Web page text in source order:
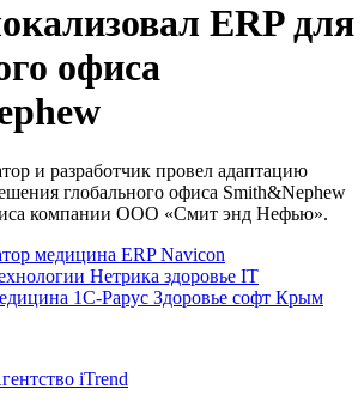
ERP для
офиса
и разработчик провел адаптацию
глобального офиса Smith&Nephew
компании ООО «Смит энд Нефью».
медицина ERPNavicon
Нетрика здоровье IT
1С-Рарус Здоровье софт Крым
iTrend